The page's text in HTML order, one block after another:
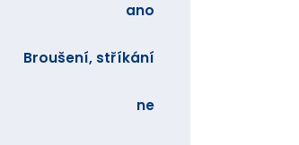
ano
Broušení, stříkání
ne